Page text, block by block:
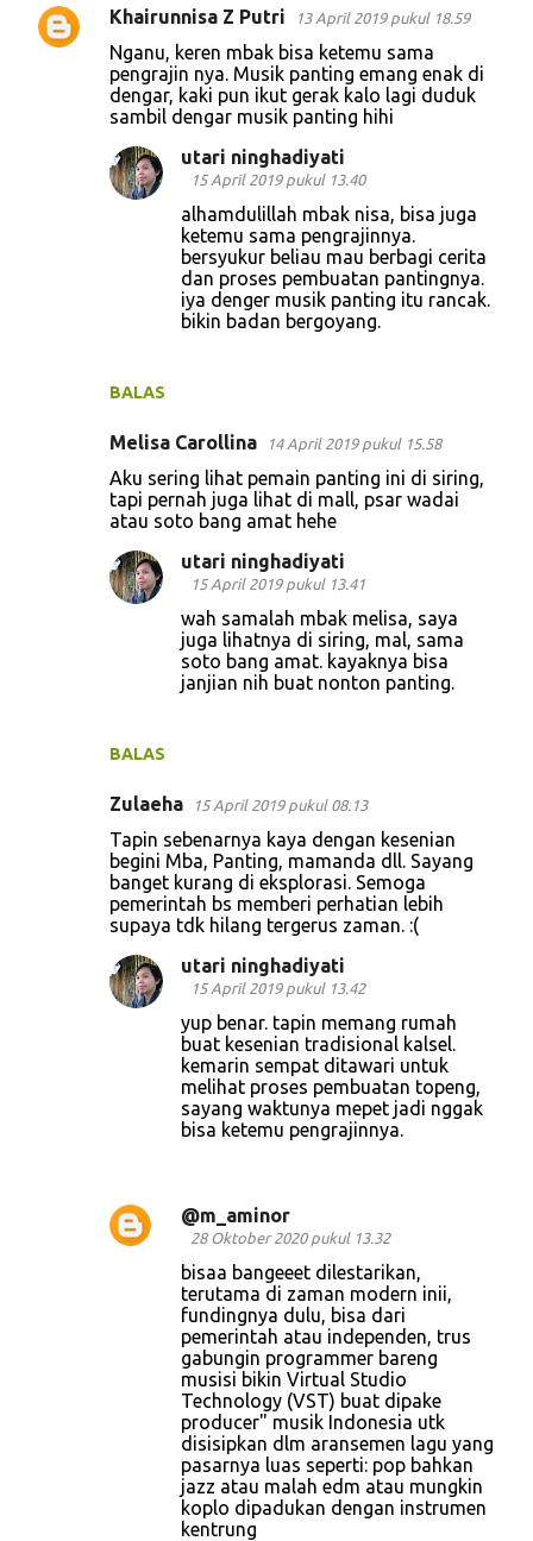
Khairunnisa Z Putri 13 April 2019 pukul 18.59
Nganu, keren mbak bisa ketemu sama
pengrajin nya. Musik panting emang enak di
dengar, kaki pun ikut gerak kalo lagi duduk
sambil dengar musik panting hihi
BALAS
utari ninghadiyati
15 April 2019 pukul 13.40
alhamdulillah mbak nisa, bisa juga
ketemu sama pengrajinnya.
bersyukur beliau mau berbagi cerita
dan proses pembuatan pantingnya.
iya denger musik panting itu rancak.
bikin badan bergoyang.
Melisa Carollina 14 April 2019 pukul 15.58
Aku sering lihat pemain panting ini di siring,
tapi pernah juga lihat di mall, psar wadai
atau soto bang amat hehe
BALAS
utari ninghadiyati
15 April 2019 pukul 13.41
wah samalah mbak melisa, saya
juga lihatnya di siring, mal, sama
soto bang amat. kayaknya bisa
janjian nih buat nonton panting.
Zulaeha 15 April 2019 pukul 08.13
Tapin sebenarnya kaya dengan kesenian
begini Mba, Panting, mamanda dll. Sayang
banget kurang di eksplorasi. Semoga
pemerintah bs memberi perhatian lebih
supaya tdk hilang tergerus zaman. :(
utari ninghadiyati
15 April 2019 pukul 13.42
yup benar. tapin memang rumah
buat kesenian tradisional kalsel.
kemarin sempat ditawari untuk
melihat proses pembuatan topeng,
sayang waktunya mepet jadi nggak
bisa ketemu pengrajinnya.
@m_aminor
28 Oktober 2020 pukul 13.32
bisaa bangeeet dilestarikan,
terutama di zaman modern inii,
fundingnya dulu, bisa dari
pemerintah atau independen, trus
gabungin programmer bareng
musisi bikin Virtual Studio
Technology (VST) buat dipake
producer" musik Indonesia utk
disisipkan dlm aransemen lagu yang
pasarnya luas seperti: pop bahkan
jazz atau malah edm atau mungkin
koplo dipadukan dengan instrumen
kentrung